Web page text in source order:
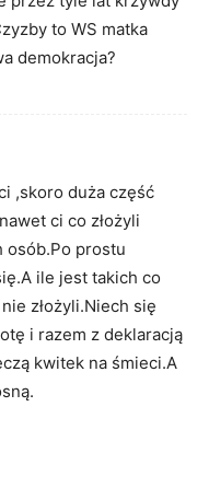
to WS matka
demokracja?
,skoro duża część
ci co złożyli
osób.Po prostu
ile jest takich co
złożyli.Niech się
i razem z deklaracją
kwitek na śmieci.A